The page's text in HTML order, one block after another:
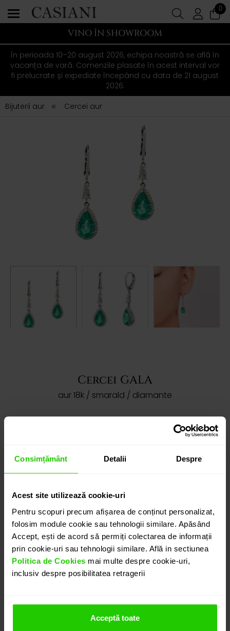
Consimțământ Detalii Despre
Acest site utilizează cookie-uri
Pentru scopuri precum afișarea de conținut personalizat,
folosim module cookie sau tehnologii similare. Apăsând
Accept, ești de acord să permiți colectarea de informații
prin cookie-uri sau tehnologii similare. Află in sectiunea
Politica de Cookies mai multe despre cookie-uri,
inclusiv despre posibilitatea retragerii
Acceptă toate
0
VINO ÎN SHOWROOM
În perioada 10–20 august 2026, echipa noastră se află în
vacanța de vară. Comenzile plasate în acest interval vor
fi prelucrate și expediate începând cu data de 21 august
2026.
Bijuterii aur
Cercei aur
Cercei GALA
aur 18k / smarald / diamante
ACEST PRODUS A FOST VÂNDUT!
CONTACTEAZĂ-NE
DETALII
CERCEI GALA
Cerceii CASIANI GALA cu Emerald si Diamante sunt o
bijuterie eleganta si rafinata. Smaralde cu taietura
Sistem de inchidere: tortita.